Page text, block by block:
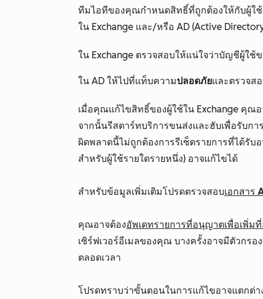
ทีมไอทีของคุณกำหนดสิทธิ์ที่ถูกต้องให้กับผู้ใ
ใน Exchange และ/หรือ AD (Active
ใน Exchange ตรวจสอบให้แน่ใจว่าบัญชีผู้ใช้ข
ใน AD ให้ไปที่แท็บความปลอดภัยและตรวจส
เมื่อคุณแก้ไขสิทธิ์ของผู้ใช้ใน Exchange คุณ
จากนั้นรีสตาร์ทบริการขนส่งและฮับเพื่อรับก
ผิดพลาดนี้ไม่ถูกต้องการรีเซ็ตรายการที่ได้รับอ
สำหรับผู้ใช้รายใดรายหนึ่ง) อาจแก้ไขได้
สำหรับข้อมูลเพิ่มเติมโปรดตรวจสอบเอกสาร
คุณอาจต้องอัพเดทรายการที่อนุญาตเพื่อเพิ่มที่
เซิร์ฟเวอร์อีเมลของคุณ บางครั้งอาจมีตัวกรอ
ตลอดเวลา
โปรดทราบว่าขั้นตอนในการแก้ไขอาจแตก